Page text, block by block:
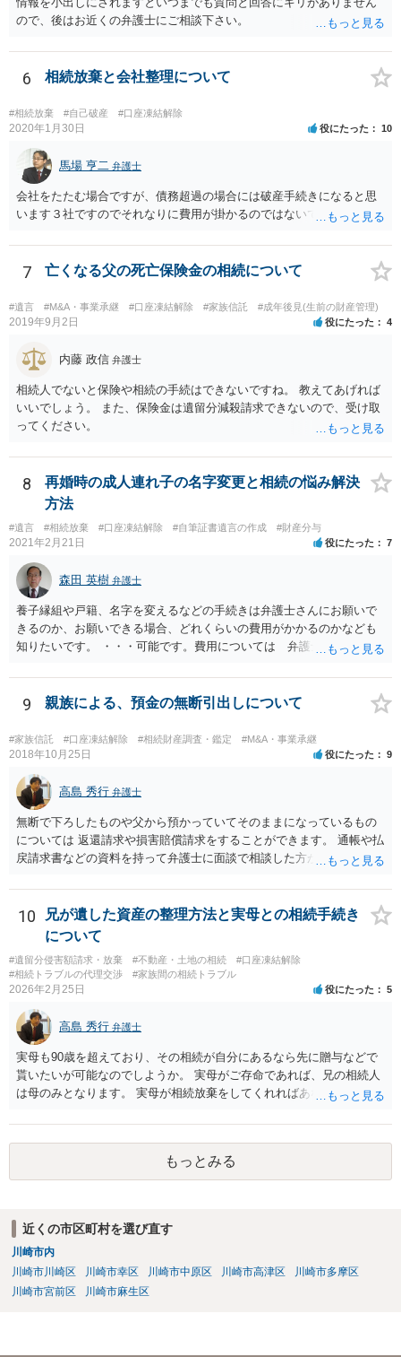
ので、後はお近くの弁護士にご相談下さい。
6 相続放棄と会社整理について
#相続放棄 #自己破産 #口座凍結解除
2020年1月30日 役にたった 10
馬場 亨二 弁護士
会社をたたむ場合ですが、債務超過の場合には破産手続きになると思
います３社ですのでそれなりに費用が掛かるのではないでしょうか。
7 亡くなる父の死亡保険金の相続について
#遺言 #M&A・事業承継 #口座凍結解除 #家族信託 #成年後見(生前の財産管理)
2019年9月2日 役にたった 4
内藤 政信 弁護士
相続人でないと保険や相続の手続はできないですね。 教えてあげれば
いいでしょう。 また、保険金は遺留分減殺請求できないので、受け取
ってください。
8
再婚時の成人連れ子の名字変更と相続の悩み解決
方法
#遺言 #相続放棄 #口座凍結解除 #自筆証書遺言の作成 #財産分与
2021年2月21日 役にたった 7
森田 英樹 弁護士
養子縁組や戸籍、名字を変えるなどの手続きは弁護士さんにお願いで
きるのか、お願いできる場合、どれくらいの費用がかかるのかなども
知りたいです。 ・・・可能です。費用については 弁護士と直接面談
ています。 やはり、成人した子のことまでごちゃごちゃ考えず、自分
の事だけ考えるべきなのでしょうか ・・・お子さんの事をまで含め良
い解決案があればお悩みになるのは当然と言えば当然のことです。 彼
と親子関係を結びたいと思っているが、名字は変えたくない・・・養
子縁組の必要があり 氏も変更することになります。 しかし 彼は成人
しているとは言え、自分の子と私の連れ子、全て平等にしたいと希
望。もちろん私もそうできればと思います。 ・・・婚姻前の契約 あ
るいは 遺言書などで その意思を実現する方法はあります。 弁護
士に相談してみてください。
9 親族による、預金の無断引出しについて
#家族信託 #口座凍結解除 #相続財産調査・鑑定 #M&A・事業承継
2018年10月25日 役にたった 9
高島 秀行 弁護士
無断で下ろしたものや父から預かっていてそのままになっているもの
については 返還請求や損害賠償請求をすることができます。 通帳や払
戻請求書などの資料を持って弁護士に面談で相談した方がよいと思い
10
兄が遺した資産の整理方法と実母との相続手続き
について
#遺留分侵害額請求・放棄 #不動産・土地の相続
#口座凍結解除
#相続トラブルの代理交渉
#家族間の相続トラブル
2026年2月25日 役にたった 5
高島 秀行 弁護士
実母も90歳を超えており、その相続が自分にあるなら先に贈与などで
貰いたいが可能なのでしようか。 実母がご存命であれば、兄の相続人
は母のみとなります。 実母が相続放棄をしてくれればあなた方兄弟及
ないと思います。
もっとみる
近くの市区町村を選び直す
川崎市内
川崎市川崎区
川崎市幸区 川崎市中原区 川崎市高津区
川崎市多摩区
川崎市宮前区
川崎市麻生区